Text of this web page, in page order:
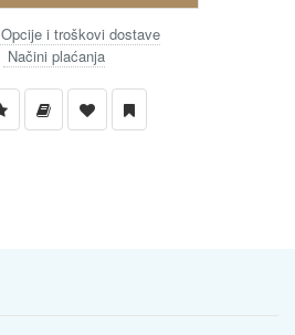
Opcije i troškovi dostave
Načini plaćanja